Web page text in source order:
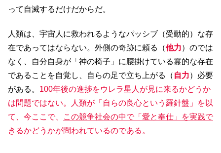
って自滅するだけだからだ。
人類は、宇宙人に救われるようなパッシブ（受動的）な存
在であってはならない。外側の奇跡に頼る（他力）のでは
なく、自分自身が「神の椅子」に腰掛けている霊的な存在
であることを自覚し、自らの足で立ち上がる（ 自力）必要
がある。 100年後の進捗をウレラ星人が見に来るかどうか
は問題ではない。人類が「自らの良心という羅針盤」を以
て、今ここで、
この競争社会の中で「愛と奉仕」を実践で
きるかどうかが問われているのである。